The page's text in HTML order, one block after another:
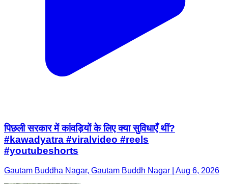
पिछली सरकार में कांवड़ियों के लिए क्या सुविधाएँ थीं?
#kawadyatra #viralvideo #reels
#youtubeshorts
Gautam Buddha Nagar, Gautam Buddh Nagar | Aug 6, 2026